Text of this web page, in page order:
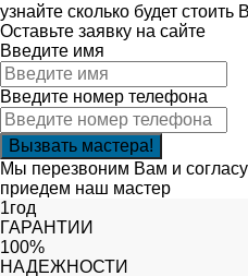
узнайте сколько будет
Оставьте заявку на сайте
Введите имя
Введите номер телефона
Мы перезвоним Вам и
приедем наш мастер
1год
ГАРАНТИИ
100%
НАДЕЖНОСТИ